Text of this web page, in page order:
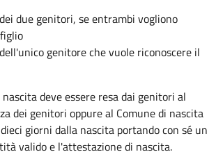
due genitori, se entrambi vogliono
genitore che vuole riconoscere il
deve essere resa dai genitori al
dei genitori oppure al Comune di nascita
giorni dalla nascita portando con sé un
valido e l'attestazione di nascita.